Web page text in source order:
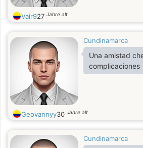
Vair927 Jahre alt
Cundinamarca
Una amistad
complicaciones
Geovannyy30 Jahre alt
Cundinamarca